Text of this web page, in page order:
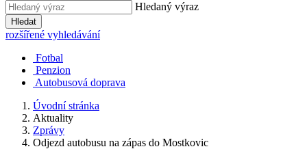
Hledaný výraz
Hledat
rozšířené vyhledávání
Fotbal
Penzion
Autobusová doprava
Úvodní stránka
Aktuality
Zprávy
Odjezd autobusu na zápas do Mostkovic